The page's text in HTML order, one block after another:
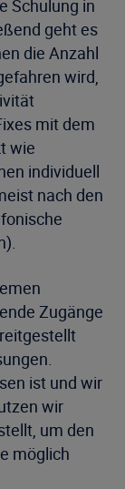
Schulung in
geht es
die Anzahl
wird,
mit dem
wie
individuell
nach den
Zugänge
ist und wir
wir
um den
möglich